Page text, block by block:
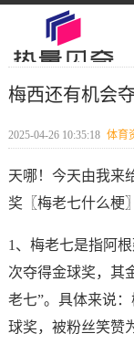
梅西还有机会
2025-04-26 10:35:18 体育
天哪！今天由我来
奖〖梅老七什么梗
1、梅老七是指阿
次夺得金球奖，其
老七”。具体来说
球奖，被粉丝笑赞